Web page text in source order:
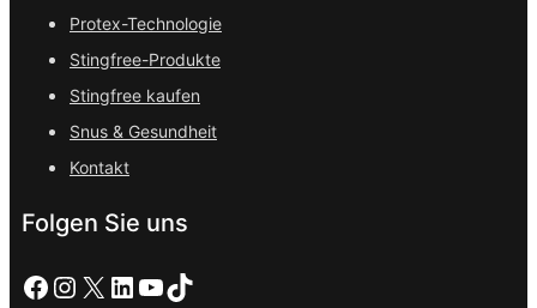
Protex-Technologie
Stingfree-Produkte
Stingfree kaufen
Snus & Gesundheit
Kontakt
Folgen Sie uns
Facebook
Instagram
X LinkedIn
YouTube
TikTok